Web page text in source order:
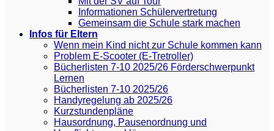
Informationen Schülervertretung
Gemeinsam die Schule stark machen
Infos für Eltern
Wenn mein Kind nicht zur Schule kommen kann
Problem E-Scooter (E-Tretroller)
Bücherlisten 7-10 2025/26 Förderschwerpunkt
Lernen
Bücherlisten 7-10 2025/26
Handyregelung ab 2025/26
Kurzstundenpläne
Hausordnung, Pausenordnung und